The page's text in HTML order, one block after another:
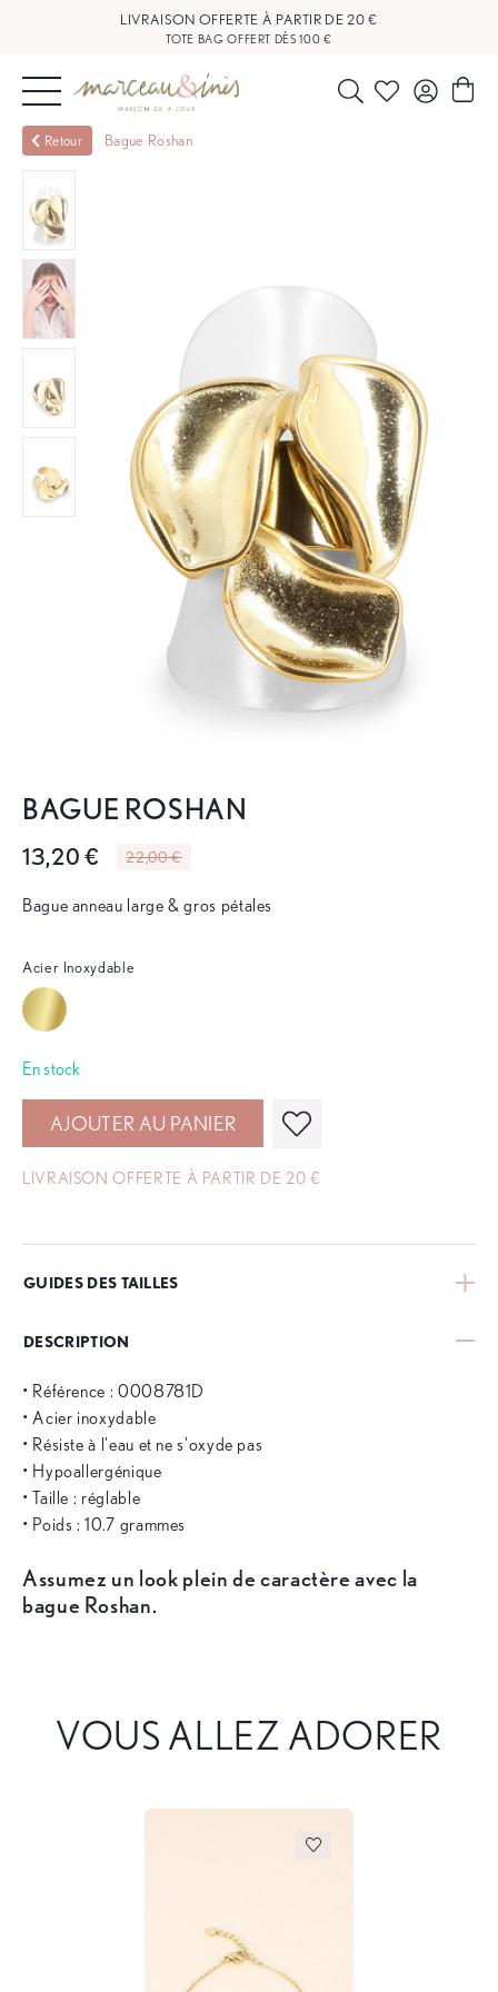
LIVRAISON OFFERTE À PARTIR DE 20 €
TOTE BAG OFFERT DÈS 100 €
NOUVEAUTÉS
OUTLET
BLOG
NOS
BOUTIQUES
FAQ
Retour Bague Roshan
BAGUE ROSHAN
13,20 € 22,00 €
Bague anneau large & gros pétales
Acier Inoxydable
En stock
AJOUTER AU PANIER
LIVRAISON OFFERTE À PARTIR DE 20 €
GUIDES DES TAILLES
DESCRIPTION
• Référence : 0008781D
• Acier inoxydable
• Résiste à l'eau et ne s'oxyde pas
• Hypoallergénique
• Taille : réglable
• Poids : 10.7 grammes
Assumez un look plein de caractère avec la
bague Roshan.
VOUS ALLEZ ADORER